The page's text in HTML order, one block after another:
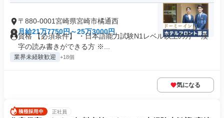
〒880-0001宮崎県宮崎市橘通西
月給21万7750円～25万3000円
資格 【必須条件】 ・日本語能力試験N1レベル以上の方 ・漢
字の読み書きができる方 ※...
業界未経験歓迎 +18個
気になる
正社員